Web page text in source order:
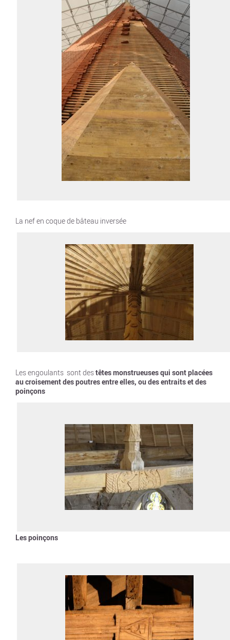
La nef en coque de bâteau inversée
Les engoulants sont destêtes monstrueuses qui sont placées
au croisement des poutres entre elles, ou des entraits et des
poinçons
Les poinçons